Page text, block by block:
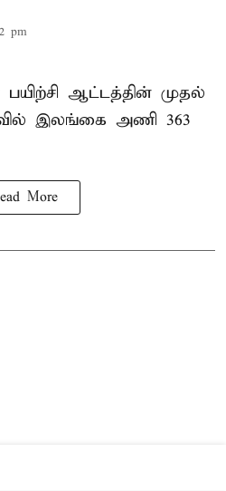
pm
பயிற்சி ஆட்டத்தின் முதல்
இலங்கை அணி 363
More